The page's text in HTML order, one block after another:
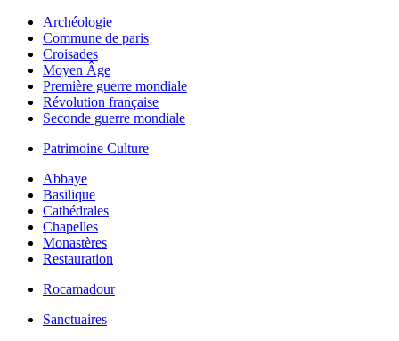
Archéologie
Commune de paris
Croisades
Moyen Âge
Première guerre mondiale
Révolution française
Seconde guerre mondiale
Patrimoine Culture
Abbaye
Basilique
Cathédrales
Chapelles
Monastères
Restauration
Rocamadour
Sanctuaires